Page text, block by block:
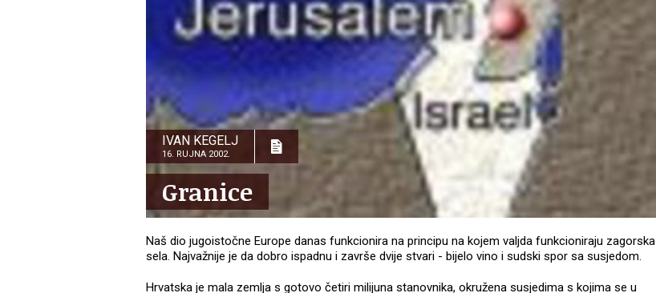
IVAN KEGELJ
16. RUJNA 2002.
Granice
Naš dio jugoistočne Europe danas funkcionira na principu na kojem valjda funkcioniraju zagorska
sela. Najvažnije je da dobro ispadnu i završe dvije stvari - bijelo vino i sudski spor sa susjedom.
Hrvatska je mala zemlja s gotovo četiri milijuna stanovnika, okružena susjedima s kojima se u